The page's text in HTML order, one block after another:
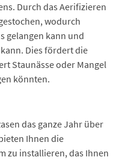
Durch das Aerifizieren
wodurch
gelangen kann und
Dies fördert die
Staunässe oder Mangel
könnten.
das ganze Jahr über
Ihnen die
zu installieren, das Ihnen